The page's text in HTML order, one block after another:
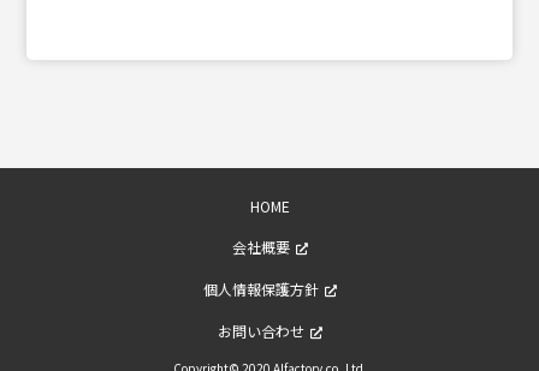
HOME
会社概要
個人情報保護方針
お問い合わせ